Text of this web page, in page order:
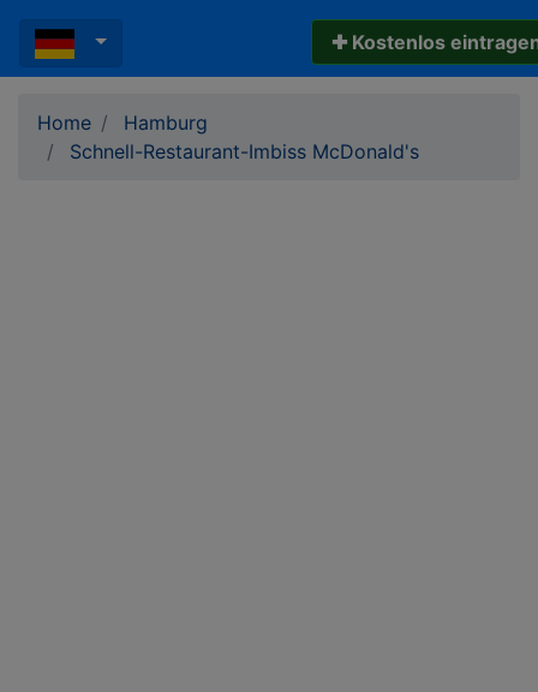
✚ Kostenlos
Home
Hamburg
Schnell-Restaurant-Imbiss McDonald's